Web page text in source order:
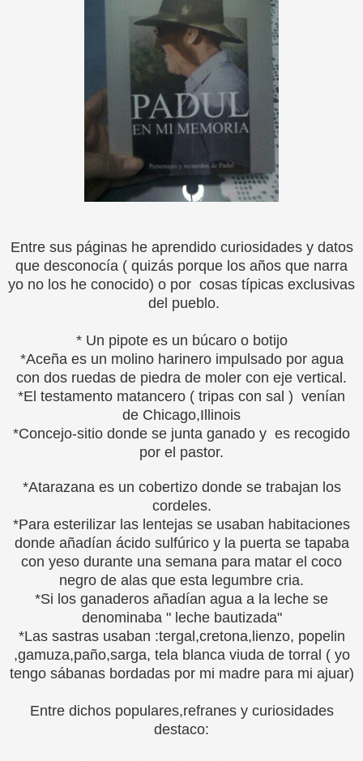
Entre sus páginas he aprendido curiosidades y datos
que desconocía ( quizás porque los años que narra
yo no los he conocido) o por cosas típicas exclusivas
del pueblo.
* Un pipote es un búcaro o botijo
*Aceña es un molino harinero impulsado por agua
con dos ruedas de piedra de moler con eje vertical.
*El testamento matancero ( tripas con sal ) venían
de Chicago,Illinois
*Concejo-sitio donde se junta ganado y es recogido
por el pastor.
*Atarazana es un cobertizo donde se trabajan los
cordeles.
*Para esterilizar las lentejas se usaban habitaciones
donde añadían ácido sulfúrico y la puerta se tapaba
con yeso durante una semana para matar el coco
negro de alas que esta legumbre cria.
*Si los ganaderos añadían agua a la leche se
denominaba " leche bautizada"
*Las sastras usaban :tergal,cretona,lienzo, popelin
,gamuza,paño,sarga, tela blanca viuda de torral ( yo
tengo sábanas bordadas por mi madre para mi ajuar)
Entre dichos populares,refranes y curiosidades
destaco: